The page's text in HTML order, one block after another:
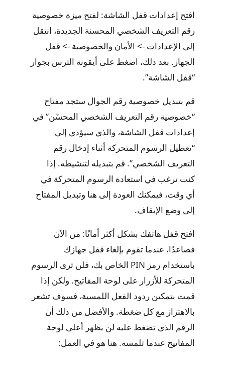
افتح إعدادات قفل الشاشة: لفتح ميزة خصوصية
رقم التعريف الشخصي المحسنة الجديدة، انتقل
إلى الإعدادات -> الأمان والخصوصية -> قفل
الجهاز. بعد ذلك، اضغط على أيقونة الترس بجوار
“قفل الشاشة”.
قم بتبديل خصوصية رقم الجوال ستجد مفتاح
“خصوصية رقم التعريف الشخصي المحسّن” في
إعدادات قفل الشاشة، والذي سيؤدي إلى
“تعطيل الرسوم المتحركة أثناء إدخال رقم
التعريف الشخصي”. قم بتبديله لتنشيطه. إذا
كنت ترغب في استعادة الرسوم المتحركة في
أي وقت، فيمكنك العودة إلى هنا وتبديل المفتاح
إلى وضع الإيقاف.
افتح قفل هاتفك بشكل أكثر أمانًا: من الآن
فصاعدًا، عندما تقوم بإلغاء قفل جهازك
باستخدام رمز PIN الخاص بك، فلن ترى الرسوم
المتحركة للأزرار على لوحة المفاتيح. ولكن إذا
قمت بتمكين ردود الفعل اللمسية، فسوف تشعر
بالاهتزاز مع كل ضغطة. والأفضل من ذلك أن
الرقم الذي تضغط عليه لن يظهر أعلى لوحة
المفاتيح عندما تلمسه. هنا هو في العمل: